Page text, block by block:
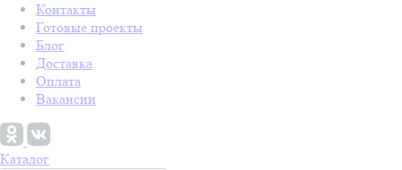
Контакты
Готовые проекты
Блог
Доставка
Оплата
Вакансии
Каталог